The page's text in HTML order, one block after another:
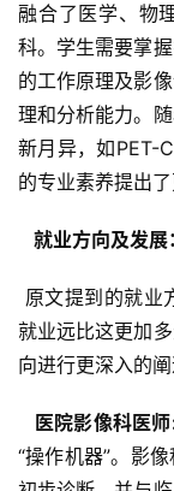
融合了医学、物
科。学生需要掌
的工作原理及影
理和分析能力。
新月异，如PET-
的专业素养提出了
就业方向及发展
就业远比这更加
向进行更深入的
医院影像科医师
“操作机器”。影